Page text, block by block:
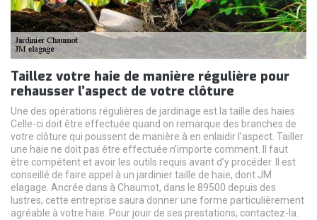
Taillez votre haie de manière régulière pour
rehausser l’aspect de votre clôture
Une des opérations régulières de jardinage est la taille des haies.
Celle-ci doit être effectuée quand on remarque des branches de
votre clôture qui poussent de manière à en enlaidir l’aspect. Tailler
une haie ne doit pas être effectuée n’importe comment. Il faut
être compétent et avoir les outils requis avant d’y procéder. Il est
conseillé de faire appel à un jardinier taille de haie, dont JM
elagage. Ancrée dans à Chaumot, dans le 89500 depuis des
lustres, cette entreprise saura donner une forme particulièrement
agréable à votre haie. Pour jouir de ses prestations, contactez-la.